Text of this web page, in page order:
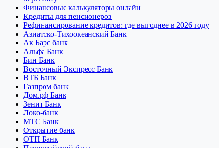
Финансовые калькуляторы онлайн
Кредиты для пенсионеров
Рефинансирование кредитов: где выгоднее в 2026 году
Азиатско-Тихоокеанский Банк
Ак Барс банк
Альфа Банк
Бин Банк
Восточный Экспресс Банк
ВТБ Банк
Газпром банк
Дом.рф Банк
Зенит Банк
Локо-банк
МТС Банк
Открытие банк
ОТП Банк